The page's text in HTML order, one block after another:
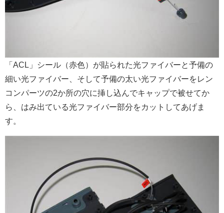
「ACL」シール（赤色）が貼られた光ファイバーと予備の
細い光ファイバー、そして予備の太い光ファイバーをレン
コンパーツの2か所の穴に挿し込んでキャップで被せてか
ら、はみ出ている光ファイバー部分をカットしてあげま
す。